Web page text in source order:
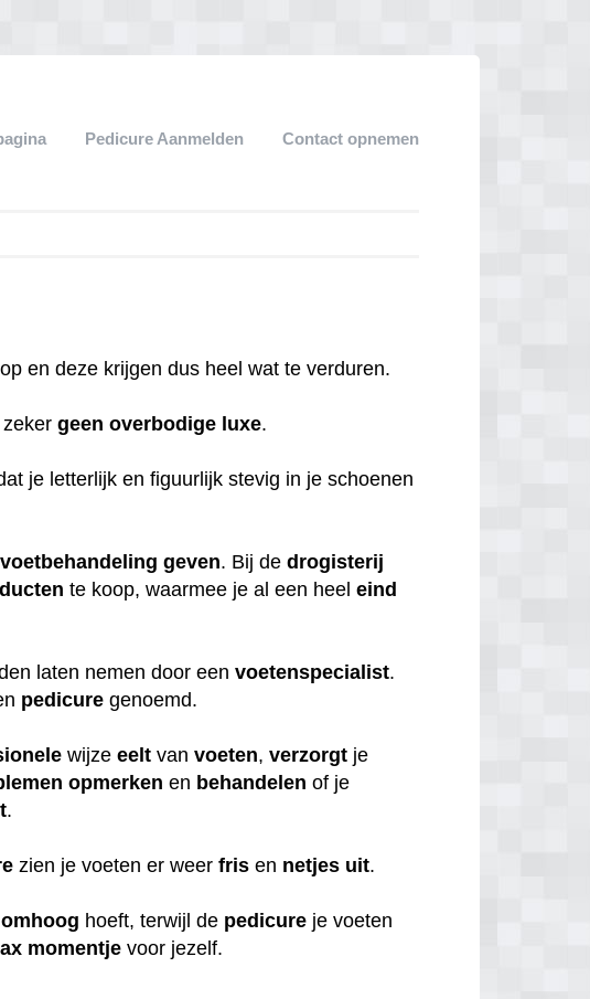
Pedicure Aanmelden Contact opnemen
en deze krijgen dus heel wat te verduren.
zekergeen overbodige luxe.
je letterlijk en figuurlijk stevig in je schoenen
voetbehandeling geven. Bij dedrogisterij
te koop, waarmee je al een heeleind
laten nemen door eenvoetenspecialist.
pedicure genoemd.
wijzeeelt vanvoeten,verzorgt je
opmerken en behandelen of je
.
zien je voeten er weerfris en netjes uit.
omhoog hoeft, terwijl de pedicure je voeten
momentje voor jezelf.